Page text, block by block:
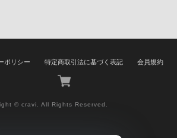
ポリシー 特定商取引法に基づく表記 会員規約
© cravi. All Rights Reserved.